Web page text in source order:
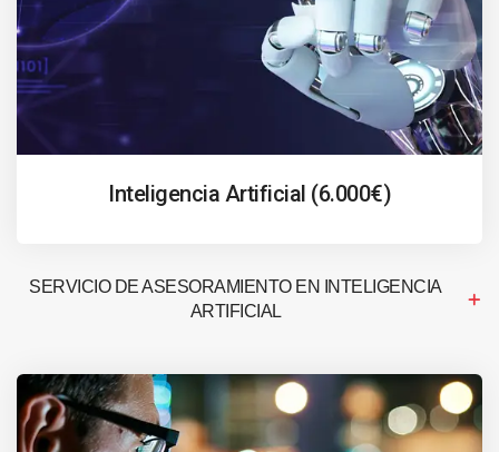
Inteligencia Artificial (6.000€)
SERVICIO DE ASESORAMIENTO EN INTELIGENCIA
ARTIFICIAL